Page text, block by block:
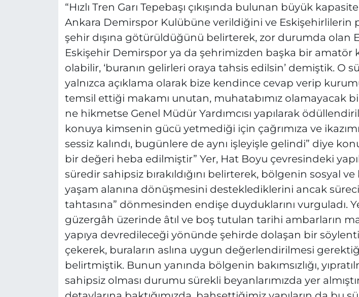
“Hızlı Tren Garı Tepebaşı çıkışında bulunan büyük
Ankara Demirspor Kulübüne verildiğini ve Eskişehirlilerin
şehir dışına götürüldüğünü belirterek, zor durumda olan
Eskişehir Demirspor ya da şehrimizden başka bir amatör
olabilir, ‘buranın gelirleri oraya tahsis edilsin’ demiştik. O
yalnızca açıklama olarak bize kendince cevap verip
temsil ettiği makamı unutan, muhatabımız olamayacak
ne hikmetse Genel Müdür Yardımcısı yapılarak
konuya kimsenin gücü yetmediği için çağrımıza ve
sessiz kalındı, bugünlere de aynı işleyişle gelindi” diye
bir değeri heba edilmiştir” Yer, Hat Boyu çevresindeki
süredir sahipsiz bırakıldığını belirterek, bölgenin sosyal
yaşam alanına dönüşmesini desteklediklerini ancak
tahtasına” dönmesinden endişe duyduklarını vurguladı.
güzergâh üzerinde âtıl ve boş tutulan tarihi ambarların
yapıya devredileceği yönünde şehirde dolaşan bir
çekerek, buraların aslına uygun değerlendirilmesi
belirtmiştik. Bunun yanında bölgenin bakımsızlığı,
sahipsiz olması durumu sürekli beyanlarımızda yer